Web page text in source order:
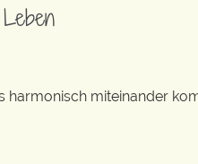
harmonisch miteinander